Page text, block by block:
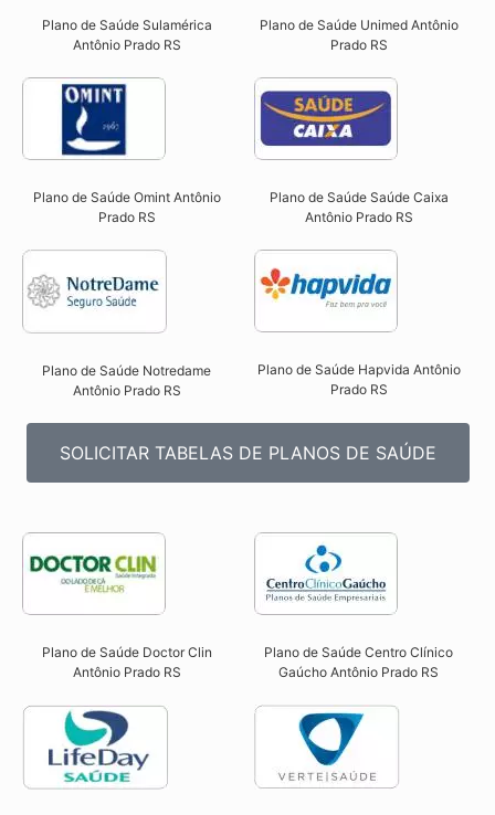
Plano de Saúde Sulamérica
Antônio Prado RS
Plano de Saúde Unimed Antônio
Prado RS
Plano de Saúde Omint Antônio
Prado RS​
Plano de Saúde Saúde Caixa
Antônio Prado RS​
Plano de Saúde Notredame
Antônio Prado RS​
Plano de Saúde Hapvida Antônio
Prado RS​
SOLICITAR TABELAS DE PLANOS DE SAÚDE
Plano de Saúde Doctor Clin
Antônio Prado RS​
Plano de Saúde Centro Clínico
Gaúcho Antônio Prado RS​